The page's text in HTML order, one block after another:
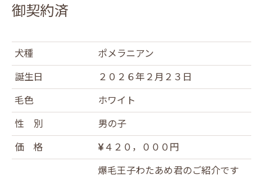
御契約済
犬種
ポメラニアン
誕生日
２０２６年２月２３日
毛色
ホワイト
性 別
男の子
価 格
¥４２０，０００円
爆毛王子わたあめ君のご紹介です